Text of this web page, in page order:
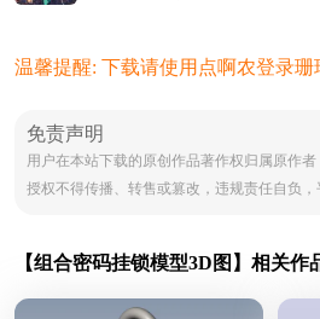
温馨提醒: 下载请使用点啊农登录
免责声明
用户在本站下载的原创作品著作权归属原作
授权不得传播、转售或篡改，违规责任自负
【组合密码挂锁模型3D图】相关作